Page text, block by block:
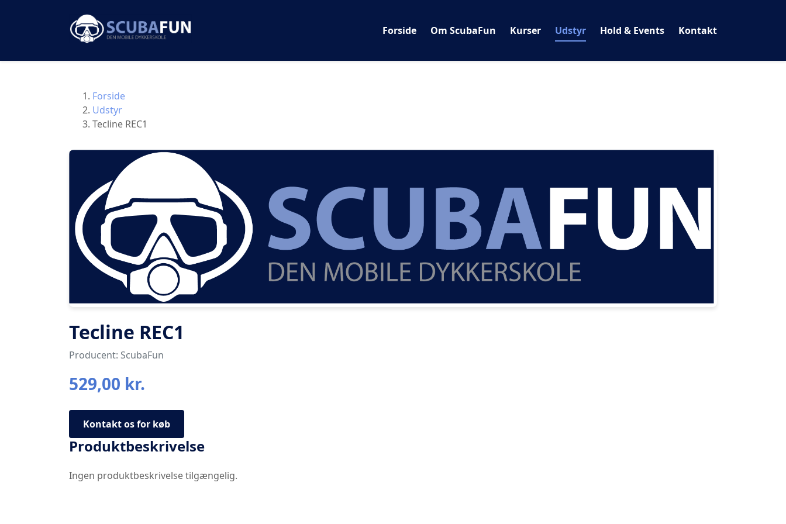
Forside Om ScubaFun Kurser Udstyr Hold & Events Kontakt
Forside
Udstyr
Tecline REC1
Tecline REC1
Producent: ScubaFun
529,00 kr.
Kontakt os for køb
Produktbeskrivelse
Ingen produktbeskrivelse tilgængelig.